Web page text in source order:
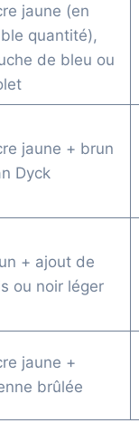
jaune (en
quantité),
de bleu ou
jaune + brun
Dyck
+ ajout de
ou noir léger
jaune +
brûlée